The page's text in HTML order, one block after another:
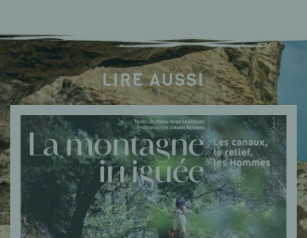
LIRE AUSSI